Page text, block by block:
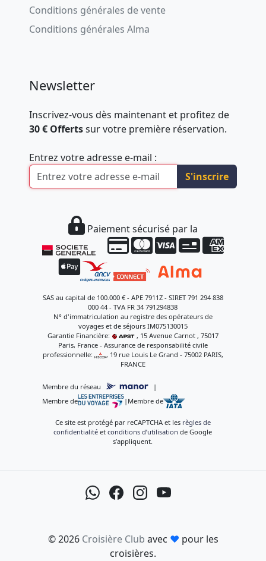
Conditions générales de vente
Conditions générales Alma
Newsletter
Inscrivez-vous dès maintenant et profitez de
30 € Offertssur votre première réservation.
Entrez votre adresse e-mail :
S'inscrire
Paiement sécurisé par la
SAS au capital de 100.000 € - APE 7911Z - SIRET 791 294 838
000 44 - TVA FR 34 791294838
N° d'immatriculation au registre des opérateurs de
voyages et de séjours IM075130015
Garantie Financière:
, 15 Avenue Carnot , 75017
Paris, France - Assurance de responsabilité civile
professionnelle:
, 19 rue Louis Le Grand - 75002 PARIS,
FRANCE
Membre du réseau
|
Membre de
| Membre de
Ce site est protégé par reCAPTCHA et les règles de
confidentialité etconditions d’utilisation de Google
s’appliquent.
© 2026 Croisière Club avec ♥ pour les
croisières.